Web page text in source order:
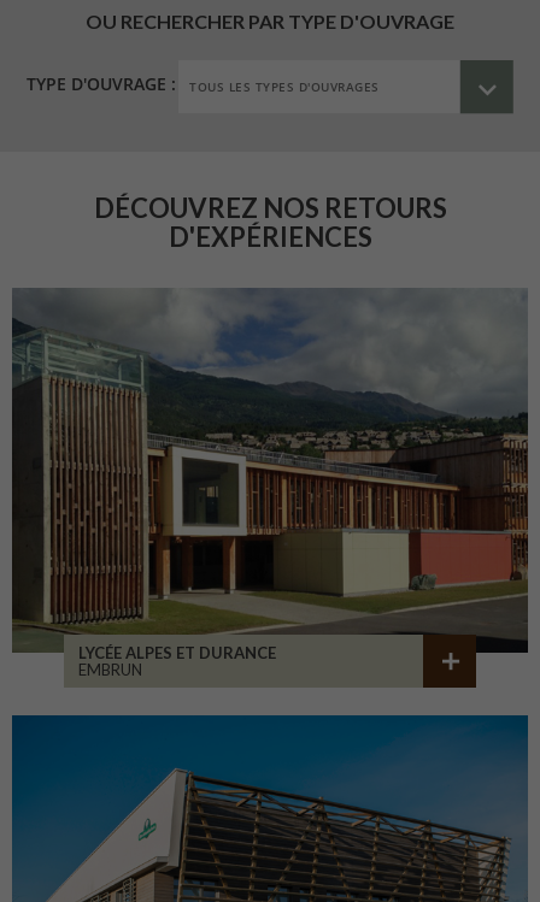
OU RECHERCHER PAR TYPE D'OUVRAGE
TYPE D'OUVRAGE :
DÉCOUVREZ NOS RETOURS
D'EXPÉRIENCES
LYCÉE ALPES ET DURANCE
EMBRUN